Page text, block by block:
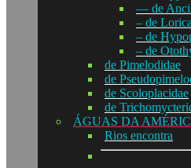
— de
– de
– de
– de
de Pimelodidae
de
de Scoloplacidae
de
ÁGUAS DA
Rios encontra